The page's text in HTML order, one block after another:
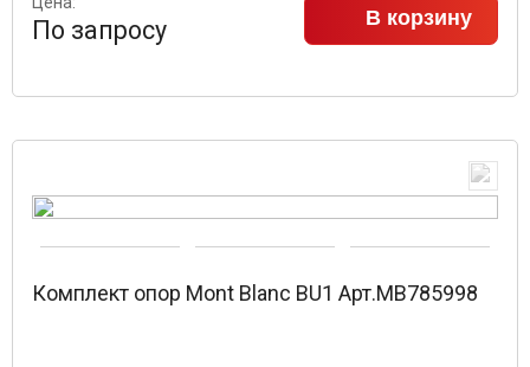
По запросу В корзину
Комплект опор Mont Blanc BU1 Арт.MB785998